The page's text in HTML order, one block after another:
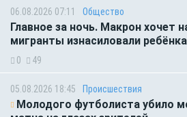
06.08.2026 07:11 Общество
Главное за ночь. Макрон хочет
мигранты изнасиловали ребёнка
0 49
05.08.2026 18:45 Происшествия
Молодого футболиста убило